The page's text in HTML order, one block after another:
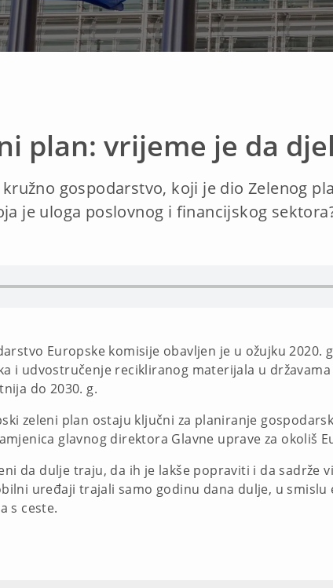
plan: vrijeme je da
gospodarstvo, koji je dio Zelenog
je uloga poslovnog i financijskog
Europske komisije obavljen je u ožujku 2020.
i udvostručenje recikliranog materijala u
do 2030. g.
zeleni plan ostaju ključni za planiranje
glavnog direktora Glavne uprave za okoliš
da dulje traju, da ih je lakše popraviti i da sadrže
uređaji trajali samo godinu dana dulje, u
s ceste.